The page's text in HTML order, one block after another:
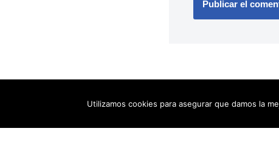
Utilizamos cookies para asegurar que damos la